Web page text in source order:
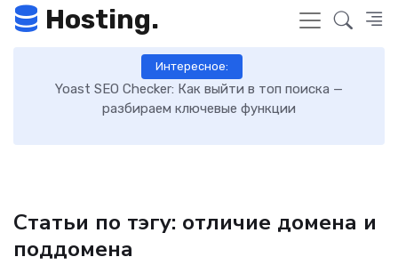
Hosting.
Интересное:
Yoast SEO Checker: Как выйти в топ поиска —
разбираем ключевые функции
Статьи по тэгу: отличие домена и
поддомена